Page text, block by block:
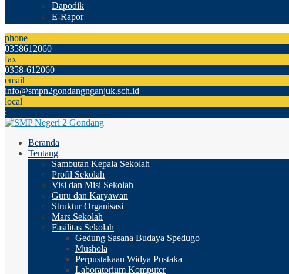
Dapodik
E-Rapor
phone
0358612060
fax
0358-612060
email
info@smpn2gondangnganjuk.sch.id
local
:
Beranda
Tentang
Sambutan Kepala Sekolah
Profil Sekolah
Visi dan Misi Sekolah
Guru dan Karyawan
Struktur Organisasi
Mars Sekolah
Fasilitas Sekolah
Gedung Sasana Budaya Spedugo
Mushola
Perpustakaan Widya Pustaka
Laboratorium Komputer